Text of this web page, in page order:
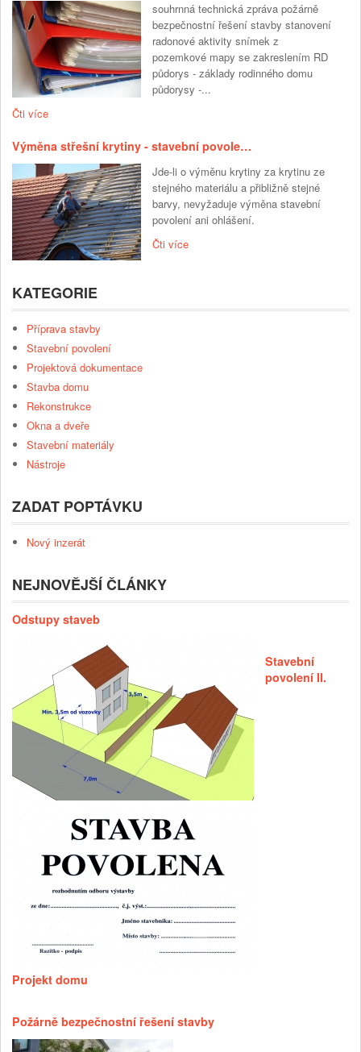
souhrnná technická zpráva požárně
bezpečnostní řešení stavby stanovení
radonové aktivity snímek z
pozemkové mapy se zakreslením RD
půdorys - základy rodinného domu
půdorysy -...
Čti více
Výměna střešní krytiny - stavební povole…
Jde-li o výměnu krytiny za krytinu ze
stejného materiálu a přibližně stejné
barvy, nevyžaduje výměna stavební
povolení ani ohlášení.
Čti více
KATEGORIE
Příprava stavby
Stavební povolení
Projektová dokumentace
Stavba domu
Rekonstrukce
Okna a dveře
Stavební materiály
Nástroje
ZADAT POPTÁVKU
Nový inzerát
NEJNOVĚJŠÍ ČLÁNKY
Odstupy staveb
Stavební
povolení II.
Projekt domu
Požárně bezpečnostní řešení stavby